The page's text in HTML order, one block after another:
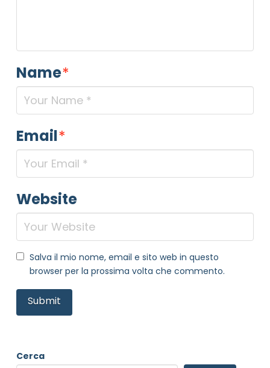
Name*
Email*
Website
Salva il mio nome, email e sito web in questo
browser per la prossima volta che commento.
Cerca